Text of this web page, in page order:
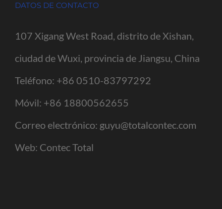
DATOS DE CONTACTO
107 Xigang West Road, distrito de Xishan,
ciudad de Wuxi, provincia de Jiangsu, China
Teléfono: +86 0510-83797292
Móvil: +86 18800562655
Correo electrónico: guyu@totalcontec.com
Web: Contec Total